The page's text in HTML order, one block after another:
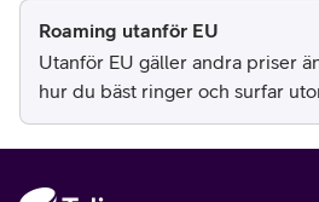
Roaming utanför EU
Utanför EU gäller andra priser
hur du bäst ringer och surfar